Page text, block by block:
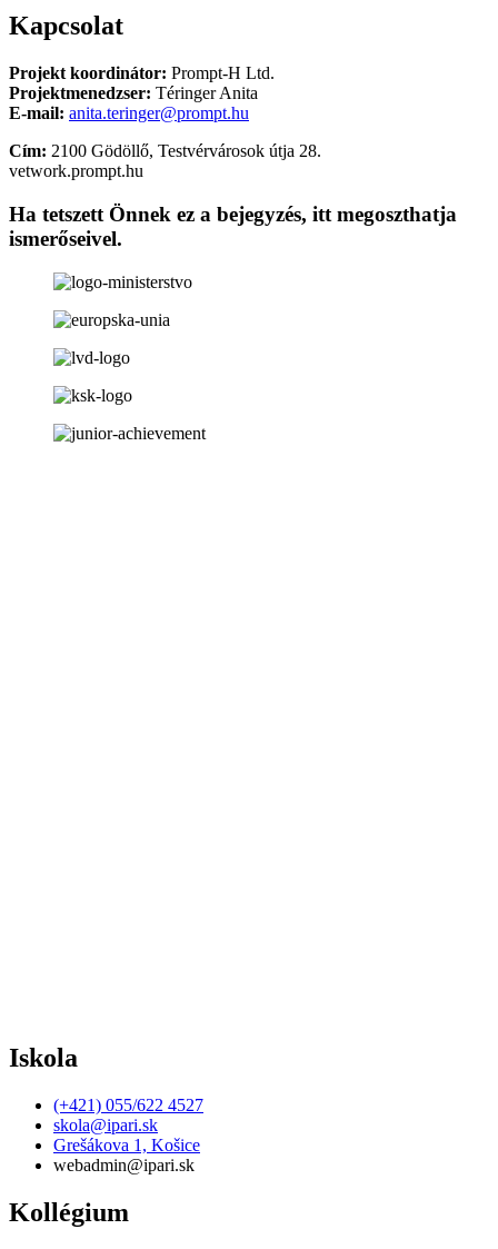
Kapcsolat
Projekt koordinátor: Prompt-H Ltd.
Projektmenedzser: Téringer Anita
E-mail: anita.teringer@prompt.hu
Cím: 2100 Gödöllő, Testvérvárosok útja 28.
vetwork.prompt.hu
Ha tetszett Önnek ez a bejegyzés, itt megoszthatja
ismerőseivel.
Iskola
(+421) 055/622 4527
skola@ipari.sk
Grešákova 1, Košice
webadmin@ipari.sk
Kollégium